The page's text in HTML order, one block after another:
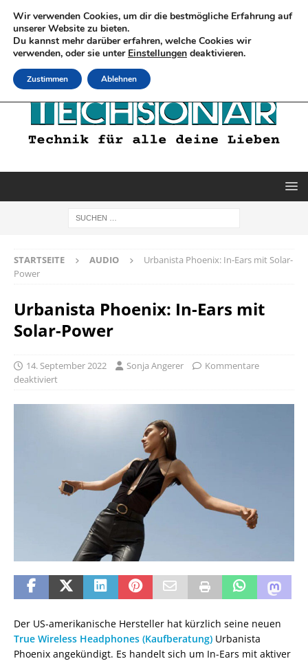
STARTSEITE AUDIO
Urbanista Phoenix: In-Ears mit Solar-
Power
Urbanista Phoenix: In-Ears mit
Solar-Power
14. September 2022 Sonja Angerer
Kommentare
deaktiviert
Der US-amerikanische Hersteller hat kürzlich seine neuen
True Wireless Headphones (Kaufberatung) Urbanista
Phoenix angekündigt. Es handelt sich um In-Ears mit aktiver
Wir verwenden Cookies, um dir die bestmögliche Erfahrung auf
unserer Website zu bieten.
Du kannst mehr darüber erfahren, welche Cookies wir
verwenden, oder sie unter Einstellungen deaktivieren.
Zustimmen Ablehnen